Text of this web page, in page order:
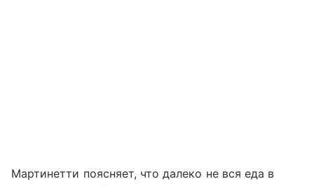
Мартинетти поясняет, что далеко не вся еда в